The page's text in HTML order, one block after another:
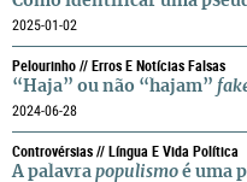
2025-01-02
Pelourinho // Erros E Notícias Falsas
“Haja” ou não “hajam”
2024-06-28
Controvérsias // Língua E Vida Política
A palavra populismo é uma